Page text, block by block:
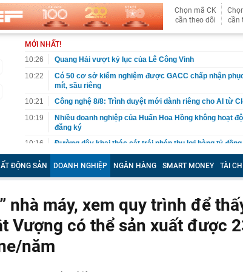
Chọn mã CK
cần theo dõi
cần
MỚI NHẤT!
10:26
Quang Hải vượt kỷ lục của Lê Công Vinh
10:22
Có 50 cơ sở kiểm nghiệm được GACC chấp nhận
mít, sầu riêng
10:21
Công nghệ 8/8: Trình duyệt mới dành riêng cho AI từ
10:19
Nhiều doanh nghiệp của Huấn Hoa Hồng không hoạt
đăng ký
10:16
Đường dây khai thác cát trái phép thu lợi hàng tỷ đồng
10:12
Việt Nam có loại bánh khách trả tiền mua lẻ nhưng
quyết từ chối, lý do nằm ngay trong cái tên
10:05
Thay sàn bếp căn nhà, cặp vợ chồng bất ngờ đào
'khủng': Tuổi đời hơn 300 năm, được đấu giá gần 27 tỷ
10:05
Mức phạt lên đến 200 triệu đồng nếu người dùng tài
ĐỘNG SẢN DOANH NGHIỆP NGÂN HÀNG SMART MONEY TÀI
nhà máy, xem quy trình để
Vượng có thể sản xuất được
năm